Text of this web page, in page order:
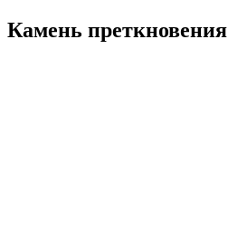
Камень преткновения